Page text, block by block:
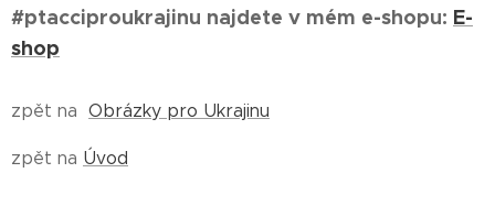
#ptacciproukrajinu najdete v mém e-shopu: E-
shop
zpět na Obrázky pro Ukrajinu
zpět na Úvod